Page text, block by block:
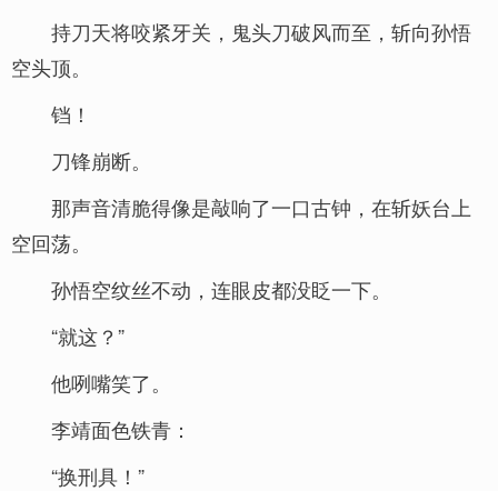
持刀天将咬紧牙关，鬼头刀破风而至，斩向孙悟
空头顶。
铛！
刀锋崩断。
那声音清脆得像是敲响了一口古钟，在斩妖台上
空回荡。
孙悟空纹丝不动，连眼皮都没眨一下。
“就这？”
他咧嘴笑了。
李靖面色铁青：
“换刑具！”